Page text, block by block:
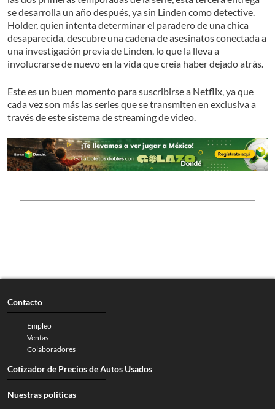
se desarrolla un año después, ya sin Linden como detective.
Holder, quien intenta determinar el paradero de una chica
desaparecida, descubre una cadena de asesinatos conectada a
una investigación previa de Linden, lo que la lleva a
involucrarse de nuevo en la vida que creía haber dejado atrás.
Este es un buen momento para suscribirse a Netflix, ya que
cada vez son más las series que se transmiten en exclusiva a
través de este sistema de streaming de video.
Contacto
Empleo
Ventas
Colaboradores
Cotizador de Precios de Autos Usados
Nuestras politicas